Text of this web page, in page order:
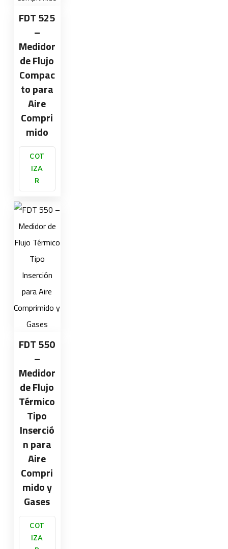
FDT 525
–
Medidor
de Flujo
Compac
to para
Aire
Compri
mido
COT
IZA
R
FDT 550
–
Medidor
de Flujo
Térmico
Tipo
Inserció
n para
Aire
Compri
mido y
Gases
COT
IZA